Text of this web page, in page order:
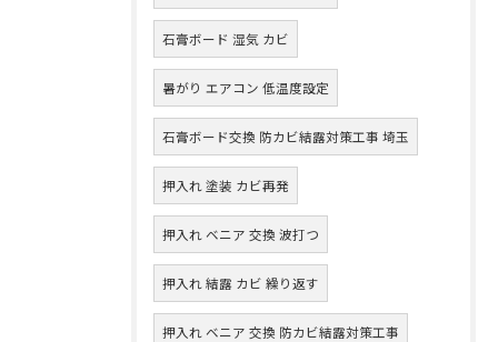
石膏ボード 湿気 カビ
暑がり エアコン 低温度設定
石膏ボード交換 防カビ結露対策工事 埼玉
押入れ 塗装 カビ再発
押入れ ベニア 交換 波打つ
押入れ 結露 カビ 繰り返す
押入れ ベニア 交換 防カビ結露対策工事